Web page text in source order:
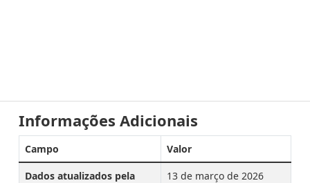
Informações Adicionais
Campo Valor
Dados atualizados pela
13 de março de 2026